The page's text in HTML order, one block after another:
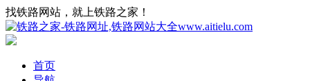
找铁路网站，就上铁路之家！
首页